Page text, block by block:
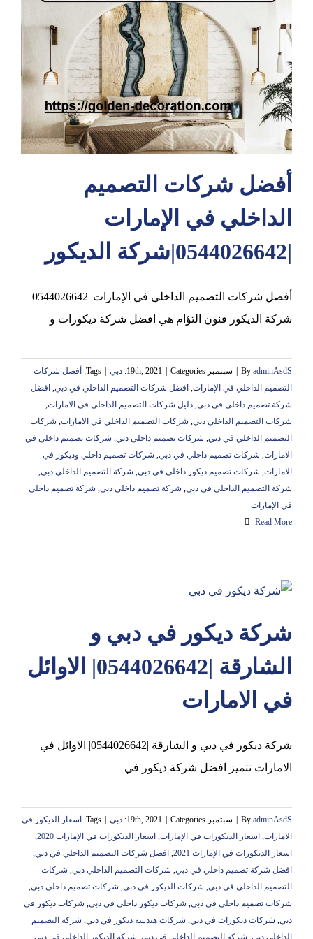
أفضل شركات التصميم
الداخلي في الإمارات
|0544026642|شركة الديكور
أفضل شركات التصميم الداخلي في الإمارات |0544026642|
شركة الديكور فنون التؤام هي افضل شركة ديكورات و
By adminAsdS سبتمبر 19th, 2021 Categories: دبي Tags:
أفضل شركات
التصميم الداخلي في الإمارات, افضل شركات التصميم الداخلي في دبي, افضل
شركة تصميم داخلي في دبي, دليل شركات التصميم الداخلي في الامارات,
شركات التصميم الداخلي دبي, شركات التصميم الداخلي في الامارات, شركات
التصميم الداخلي في دبي, شركات تصميم داخلي دبي, شركات تصميم داخلي في
الامارات, شركات تصميم داخلي في دبي, شركات تصميم داخلي وديكور في
الامارات, شركات تصميم ديكور داخلي في دبي, شركة التصميم الداخلي دبي,
شركة التصميم الداخلي في دبي, شركة تصميم داخلي دبي, شركة تصميم داخلي
في الإمارات
Read More
شركة ديكور في دبي و
الشارقة |0544026642| الاوائل
في الامارات
شركة ديكور في دبي و الشارقة |0544026642| الاوائل في
الامارات تتميز افضل شركة ديكور في
By adminAsdS سبتمبر 19th, 2021 Categories: دبي Tags:
اسعار الديكور في
الامارات, اسعار الديكورات في الإمارات, اسعار الديكورات في الإمارات 2020
,
اسعار الديكورات في الإمارات 2021
, افضل شركات التصميم الداخلي في دبي,
افضل شركة تصميم داخلي في دبي, شركات التصميم الداخلي دبي, شركات
التصميم الداخلي في دبي, شركات الديكور في دبي, شركات تصميم داخلي دبي,
شركات تصميم داخلي في دبي, شركات ديكور داخلي في دبي, شركات ديكور في
دبي, شركات ديكورات في دبي, شركات هندسة ديكور في دبي, شركة التصميم